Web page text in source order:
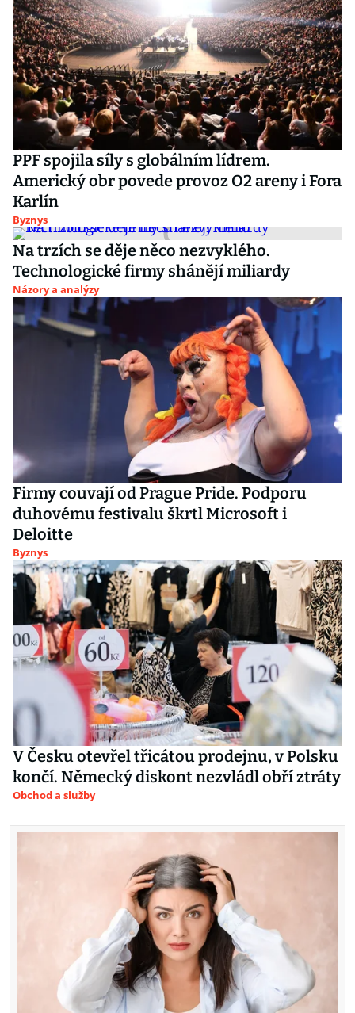
PPF spojila síly s globálním lídrem.
Americký obr povede provoz O2 areny i Fora
Karlín
Byznys
Na trzích se děje něco nezvyklého.
Technologické firmy shánějí miliardy
Názory a analýzy
Firmy couvají od Prague Pride. Podporu
duhovému festivalu škrtl Microsoft i
Deloitte
Byznys
V Česku otevřel třicátou prodejnu, v Polsku
končí. Německý diskont nezvládl obří ztráty
Obchod a služby